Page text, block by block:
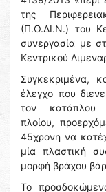
της
(Π.Ο.ΔΙ.Ν.) του
συνεργασία με
Κεντρικού
Συγκεκριμένα,
έλεγχο που
τον κατάπλου
πλοίου,
45χρονη να
μία πλαστική
μορφή βράχου
Το